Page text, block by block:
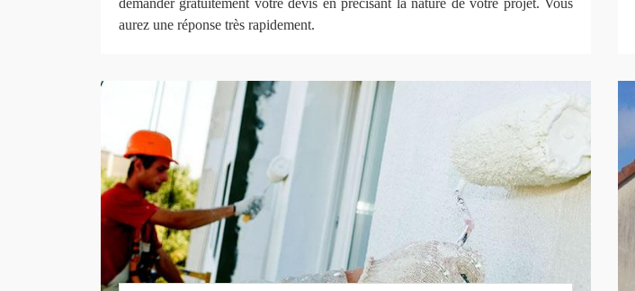
demander gratuitement votre devis en précisant la nature de votre projet. Vous
aurez une réponse très rapidement.